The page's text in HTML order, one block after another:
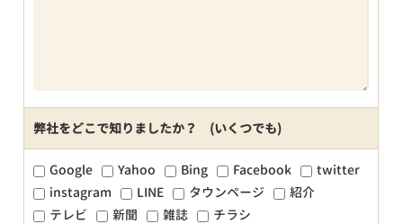
弊社をどこで知りましたか？ (いくつでも)
Google Yahoo Bing Facebook
twitter
instagram
LINE タウンページ
紹介
テレビ
新聞 雑誌
チラシ